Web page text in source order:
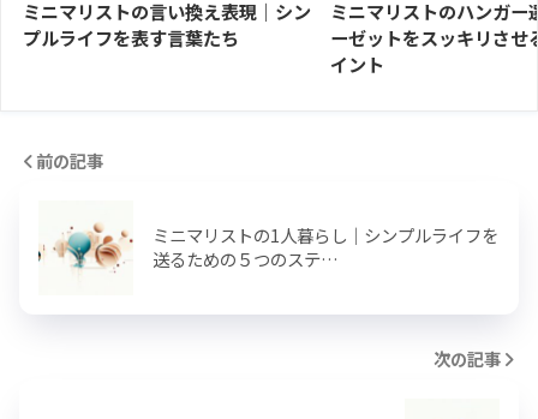
ミニマリストの言い換え表現｜シン
プルライフを表す言葉たち
ミニマリストのハンガー
ーゼットをスッキリさせ
イント
前の記事
ミニマリストの1人暮らし｜シンプルライフを
送るための５つのステ…
次の記事